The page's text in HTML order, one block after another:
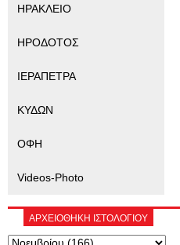
ΗΡΑΚΛΕΙΟ
ΗΡΟΔΟΤΟΣ
ΙΕΡΑΠΕΤΡΑ
ΚΥΔΩΝ
ΟΦΗ
Videos-Photo
ΑΡΧΕΙΟΘΗΚΗ ΙΣΤΟΛΟΓΙΟΥ